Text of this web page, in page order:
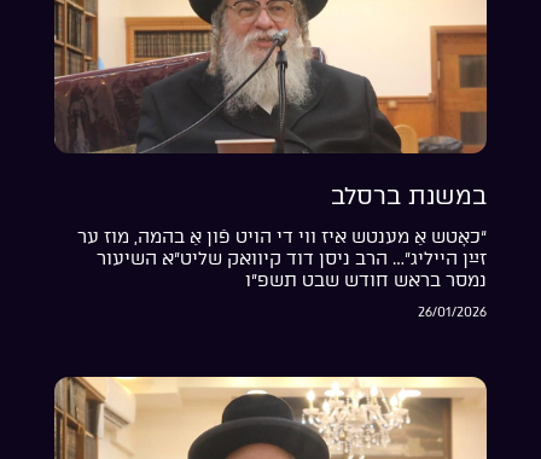
במשנת ברסלב
“כאָטש אַ מענטש איז ווי די הויט פֿון אַ בהמה, מוז ער
זײַן הייליג”… הרב ניסן דוד קיוואק שליט”א השיעור
נמסר בראש חודש שבט תשפ”ו
26/01/2026